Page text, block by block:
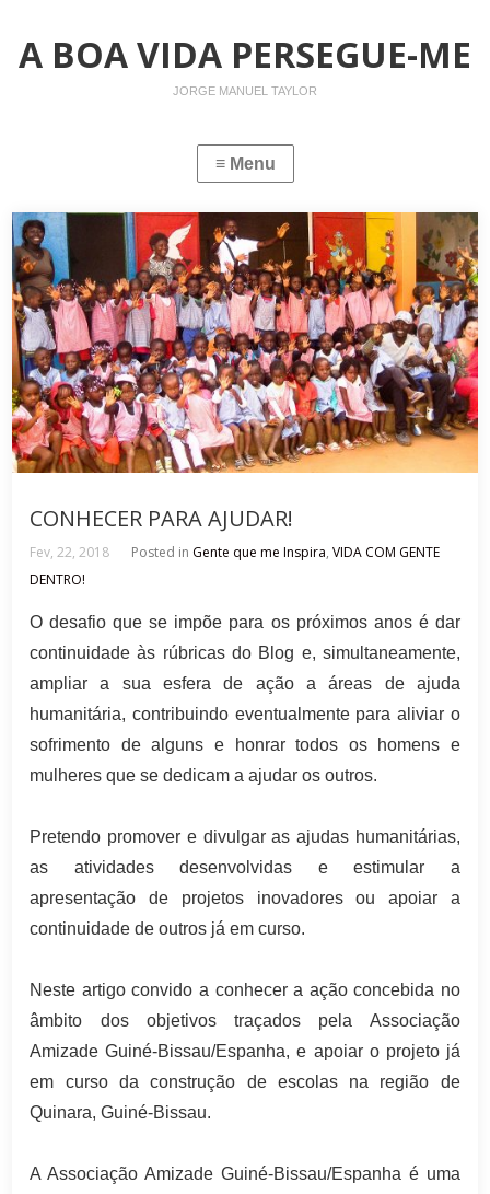
A BOA VIDA PERSEGUE-ME
JORGE MANUEL TAYLOR
CONHECER PARA AJUDAR!
Fev, 22, 2018 Posted in Gente que me Inspira,VIDA COM GENTE
DENTRO!
O desafio que se impõe para os próximos anos é dar
continuidade às rúbricas do Blog e, simultaneamente,
ampliar a sua esfera de ação a áreas de ajuda
humanitária, contribuindo eventualmente para aliviar o
sofrimento de alguns e honrar todos os homens e
mulheres que se dedicam a ajudar os outros.
Pretendo promover e divulgar as ajudas humanitárias,
as atividades desenvolvidas e estimular a
apresentação de projetos inovadores ou apoiar a
continuidade de outros já em curso.
Neste artigo convido a conhecer a ação concebida no
âmbito dos objetivos traçados pela Associação
Amizade Guiné-Bissau/Espanha, e apoiar o projeto já
em curso da construção de escolas na região de
Quinara, Guiné-Bissau.
A Associação Amizade Guiné-Bissau/Espanha é uma